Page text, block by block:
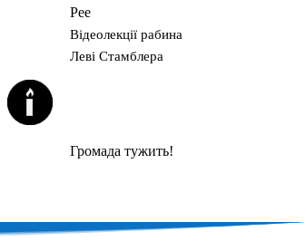
Рее
Відеолекції рабина
Леві Стамблера
Громада тужить!